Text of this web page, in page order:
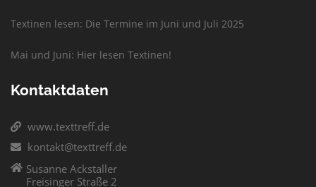
Textinen lesen: Die Termine im Juni und Juli 2025
Mai und Juni: Hier lesen Textinen!
Kontaktdaten
www.texttreff.de
kontakt@texttreff.de
Susanne Ackstaller
Freisinger Straße 2